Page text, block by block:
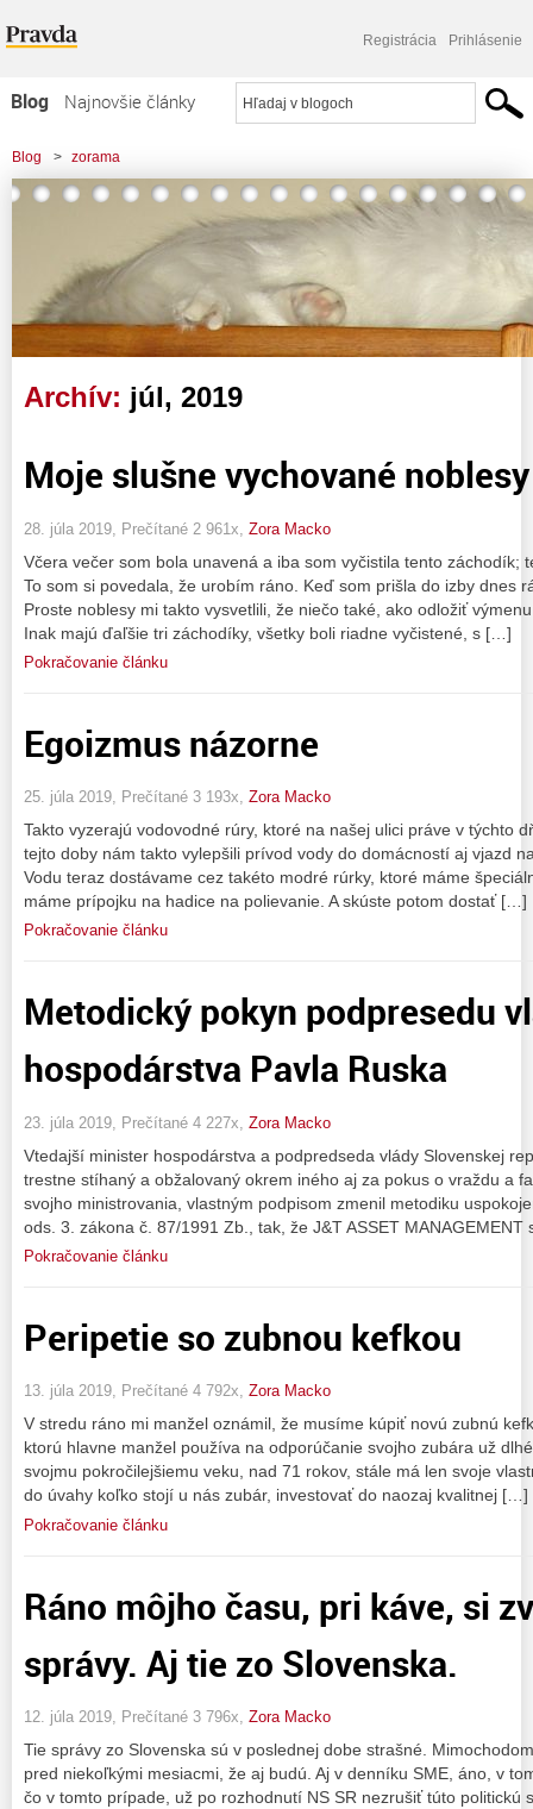
Registrácia Prihlásenie
Blog
Najnovšie články
Najčítanejšie články
Najkomentovanejšie články
Komerčné blogy
Blog > zorama
Archív: júl, 2019
Moje slušne vychované noblesy
28. júla 2019, Prečítané 2 961x, Zora Macko
Včera večer som bola unavená a iba som vyčistila tento záchodík;
To som si povedala, že urobím ráno. Keď som prišla do izby dnes
Proste noblesy mi takto vysvetlili, že niečo také, ako odložiť
Inak majú ďaľšie tri záchodíky, všetky boli riadne vyčistené, s […]
Pokračovanie článku
Egoizmus názorne
25. júla 2019, Prečítané 3 193x, Zora Macko
Takto vyzerajú vodovodné rúry, ktoré na našej ulici práve v týchto
tejto doby nám takto vylepšili prívod vody do domácností aj vjazd
Vodu teraz dostávame cez takéto modré rúrky, ktoré máme
máme prípojku na hadice na polievanie. A skúste potom dostať […]
Pokračovanie článku
Metodický pokyn podpresedu
hospodárstva Pavla Ruska
23. júla 2019, Prečítané 4 227x, Zora Macko
Vtedajší minister hospodárstva a podpredseda vlády Slovenskej
trestne stíhaný a obžalovaný okrem iného aj za pokus o vraždu a
svojho ministrovania, vlastným podpisom zmenil metodiku
ods. 3. zákona č. 87/1991 Zb., tak, že J&T ASSET
Pokračovanie článku
Peripetie so zubnou kefkou
13. júla 2019, Prečítané 4 792x, Zora Macko
V stredu ráno mi manžel oznámil, že musíme kúpiť novú zubnú
ktorú hlavne manžel používa na odporúčanie svojho zubára už
svojmu pokročilejšiemu veku, nad 71 rokov, stále má len svoje
do úvahy koľko stojí u nás zubár, investovať do naozaj kvalitnej […]
Pokračovanie článku
Ráno môjho času, pri káve, si
správy. Aj tie zo Slovenska.
12. júla 2019, Prečítané 3 796x, Zora Macko
Tie správy zo Slovenska sú v poslednej dobe strašné.
pred niekoľkými mesiacmi, že aj budú. Aj v denníku SME, áno, v
čo v tomto prípade, už po rozhodnutí NS SR nezrušiť túto politickú